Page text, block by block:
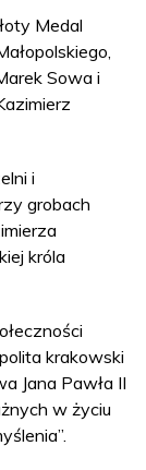
Medal
Sowa i
i
grobach
króla
krakowski
Jana Pawła II
w życiu